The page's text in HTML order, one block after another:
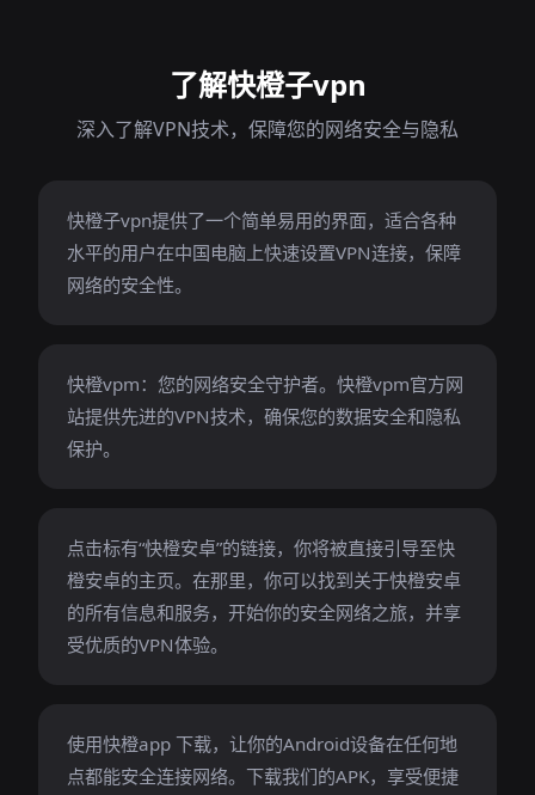
了解快橙子vpn
深入了解VPN技术，保障您的网络安全与隐私
快橙子vpn提供了一个简单易用的界面，适合各种
水平的用户在中国电脑上快速设置VPN连接，保障
网络的安全性。
快橙vpm：您的网络安全守护者。快橙vpm官方网
站提供先进的VPN技术，确保您的数据安全和隐私
保护。
点击标有“快橙安卓”的链接，你将被直接引导至快
橙安卓的主页。在那里，你可以找到关于快橙安卓
的所有信息和服务，开始你的安全网络之旅，并享
受优质的VPN体验。
使用快橙app 下载，让你的Android设备在任何地
点都能安全连接网络。下载我们的APK，享受便捷